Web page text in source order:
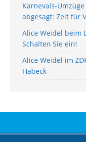
Karnevals-
abgesagt: Zeit für
Alice Weidel beim
Schalten Sie ein!
Alice Weidel im
Habeck